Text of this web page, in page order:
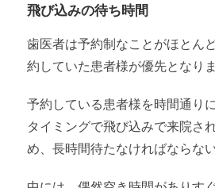
飛び込みの待ち時間
歯医者は予約制なことがほとん
約していた患者様が優先となりま
予約している患者様を時間通り
タイミングで飛び込みで来院さ
め、長時間待たなければならな